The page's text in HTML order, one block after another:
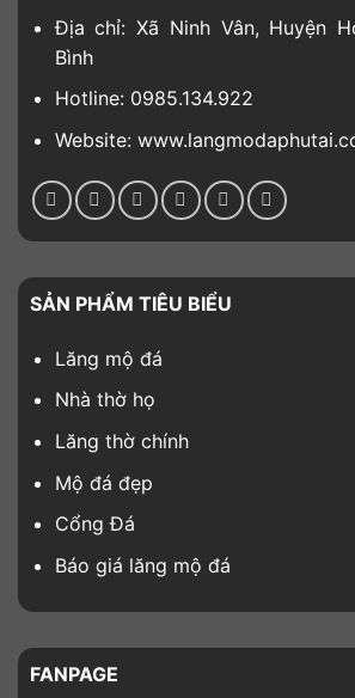
Địa chỉ: Xã Ninh Vân, Huyện
Bình
Hotline: 0985.134.922
Website:
SẢN PHẨM TIÊU BIỂU
Lăng mộ đá
Nhà thờ họ
Lăng thờ chính
Mộ đá đẹp
Cổng Đá
Báo giá lăng mộ đá
FANPAGE